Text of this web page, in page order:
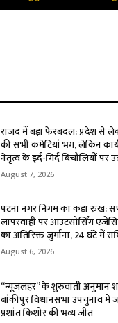
राजद में बड़ा फेरबदल: प्रदेश से
की सभी कमेटियां भंग, लेकिन
नेतृत्व के इर्द-गिर्द बिचौलियों पर
August 7, 2026
पटना नगर निगम का कड़ा रुख:
लापरवाही पर आउटसोर्सिंग
का अतिरिक्त जुर्माना, 24 घंटे में
August 6, 2026
“न्यूजलहर” के शुरुवाती अनुमान
बांकीपुर विधानसभा उपचुनाव में
प्रशांत किशोर की भव्य जीत